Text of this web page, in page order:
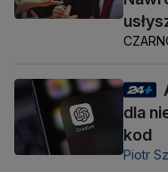
dla
kod
Piotr